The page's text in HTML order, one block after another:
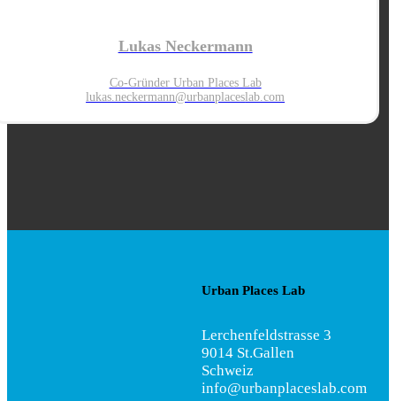
Lukas Neckermann
Co-Gründer Urban Places Lab
lukas.neckermann@urbanplaceslab.com
Urban Places Lab
Lerchenfeldstrasse 3
9014 St.Gallen
Schweiz
info@urbanplaceslab.com